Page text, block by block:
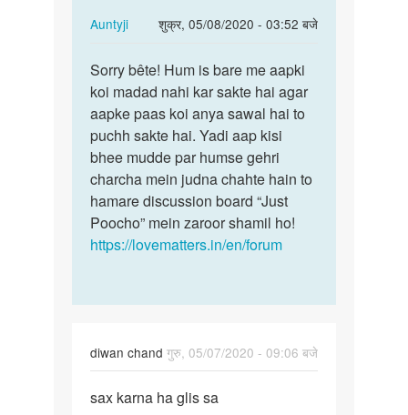
Auntyji
शुक्र, 05/08/2020 - 03:52 बजे
In
to
Muje
sex
me
job
sahiye
by
Kailash
Sorry
bête!
Hum
is
bare
me…
Sorry bête! Hum is bare me aapki
koi madad nahi kar sakte hai agar
aapke paas koi anya sawal hai to
puchh sakte hai. Yadi aap kisi
bhee mudde par humse gehri
charcha mein judna chahte hain to
hamare discussion board “Just
Poocho” mein zaroor shamil ho!
https://lovematters.in/en/forum
diwan chand गुरु, 05/07/2020 - 09:06 बजे
sax
sax karna ha glis sa